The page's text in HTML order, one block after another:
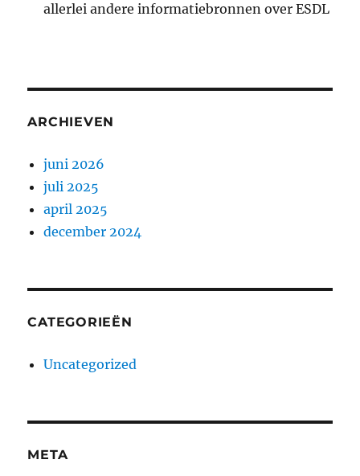
allerlei andere informatiebronnen over ESDL
ARCHIEVEN
juni 2026
juli 2025
april 2025
december 2024
CATEGORIEËN
Uncategorized
META